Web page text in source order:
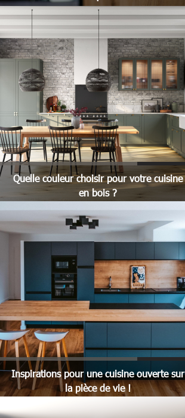
Quelle couleur choisir pour votre cuisine
en bois ?
Inspirations pour une cuisine ouverte sur
la pièce de vie !